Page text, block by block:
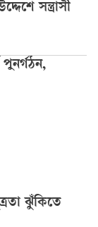
সন্ত্রাসী
পুনর্গঠন,
ঝুঁকিতে